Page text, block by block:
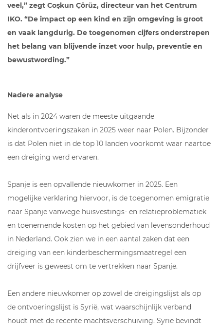
veel,” zegt Coşkun Çörüz, directeur van het Centrum
IKO. “De impact op een kind en zijn omgeving is groot
en vaak langdurig. De toegenomen cijfers onderstrepen
het belang van blijvende inzet voor hulp, preventie en
bewustwording.”
Nadere analyse
Net als in 2024 waren de meeste uitgaande
kinderontvoeringszaken in 2025 weer naar Polen. Bijzonder
is dat Polen niet in de top 10 landen voorkomt waar naartoe
een dreiging werd ervaren.
Spanje is een opvallende nieuwkomer in 2025. Een
mogelijke verklaring hiervoor, is de toegenomen emigratie
naar Spanje vanwege huisvestings- en relatieproblematiek
en toenemende kosten op het gebied van levensonderhoud
in Nederland. Ook zien we in een aantal zaken dat een
dreiging van een kinderbeschermingsmaatregel een
drijfveer is geweest om te vertrekken naar Spanje.
Een andere nieuwkomer op zowel de dreigingslijst als op
de ontvoeringslijst is Syrië, wat waarschijnlijk verband
houdt met de recente machtsverschuiving. Syrië bevindt